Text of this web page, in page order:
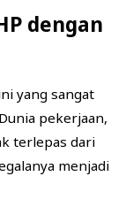
dengan
yang sangat
pekerjaan,
terlepas dari
menjadi